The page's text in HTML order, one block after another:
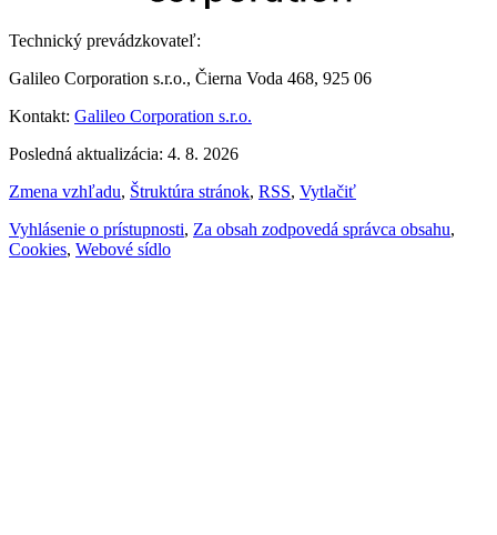
Technický prevádzkovateľ:
Galileo Corporation s.r.o., Čierna Voda 468, 925 06
Kontakt: Galileo Corporation s.r.o.
Posledná aktualizácia: 4. 8. 2026
Zmena vzhľadu, Štruktúra stránok, RSS, Vytlačiť
Vyhlásenie o prístupnosti, Za obsah zodpovedá správca obsahu,
Cookies, Webové sídlo